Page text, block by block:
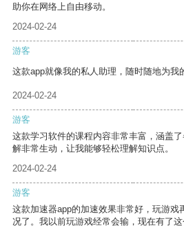
助你在网络上自由移动。
2024-02-24
游客
这款app就像我的私人助理，随时随地为我
2024-02-24
游客
这款学习软件的课程内容非常丰富，涵盖
解非常生动，让我能够轻松理解知识点。
2024-02-24
游客
这款加速器app的加速效果非常好，玩游戏
况了。我以前玩游戏经常会输，现在有了